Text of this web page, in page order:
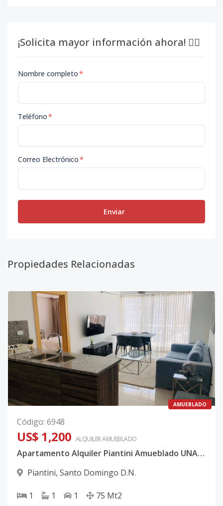
¡Solicita mayor información ahora! 👇🏽
Nombre completo*
Teléfono*
Correo Electrónico*
Enviar
Propiedades Relacionadas
AMUEBLADO
Código: 6948
US$ 1,200 ALQUILERAMUEBLADO
Apartamento Alquiler Piantini Amueblado UNA Habitación
Piantini, Santo Domingo D.N.
1 1 1 75 Mt2